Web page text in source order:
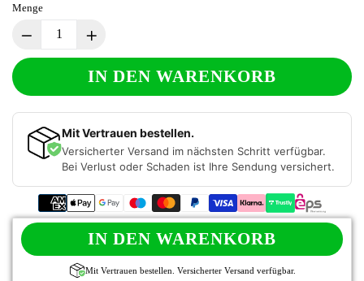
Menge
IN DEN WARENKORB
Mit Vertrauen bestellen.
Versicherter Versand im nächsten Schritt verfügbar.
Bei Verlust oder Schaden ist Ihre Sendung versichert.
IN DEN WARENKORB
Mit Vertrauen bestellen. Versicherter Versand verfügbar.